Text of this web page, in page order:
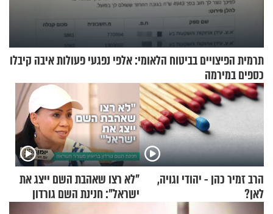
תרמית הפיצויים בביטוח הלאומי: אלפי נפגעי פעולות איבה קיבלו
כספים במירמה
הרב זמיר כהן - יהודי וגויה,
לאן?
"לא רצו שאהבת השם ייצג את
ישראל": חנינת השם גורדון